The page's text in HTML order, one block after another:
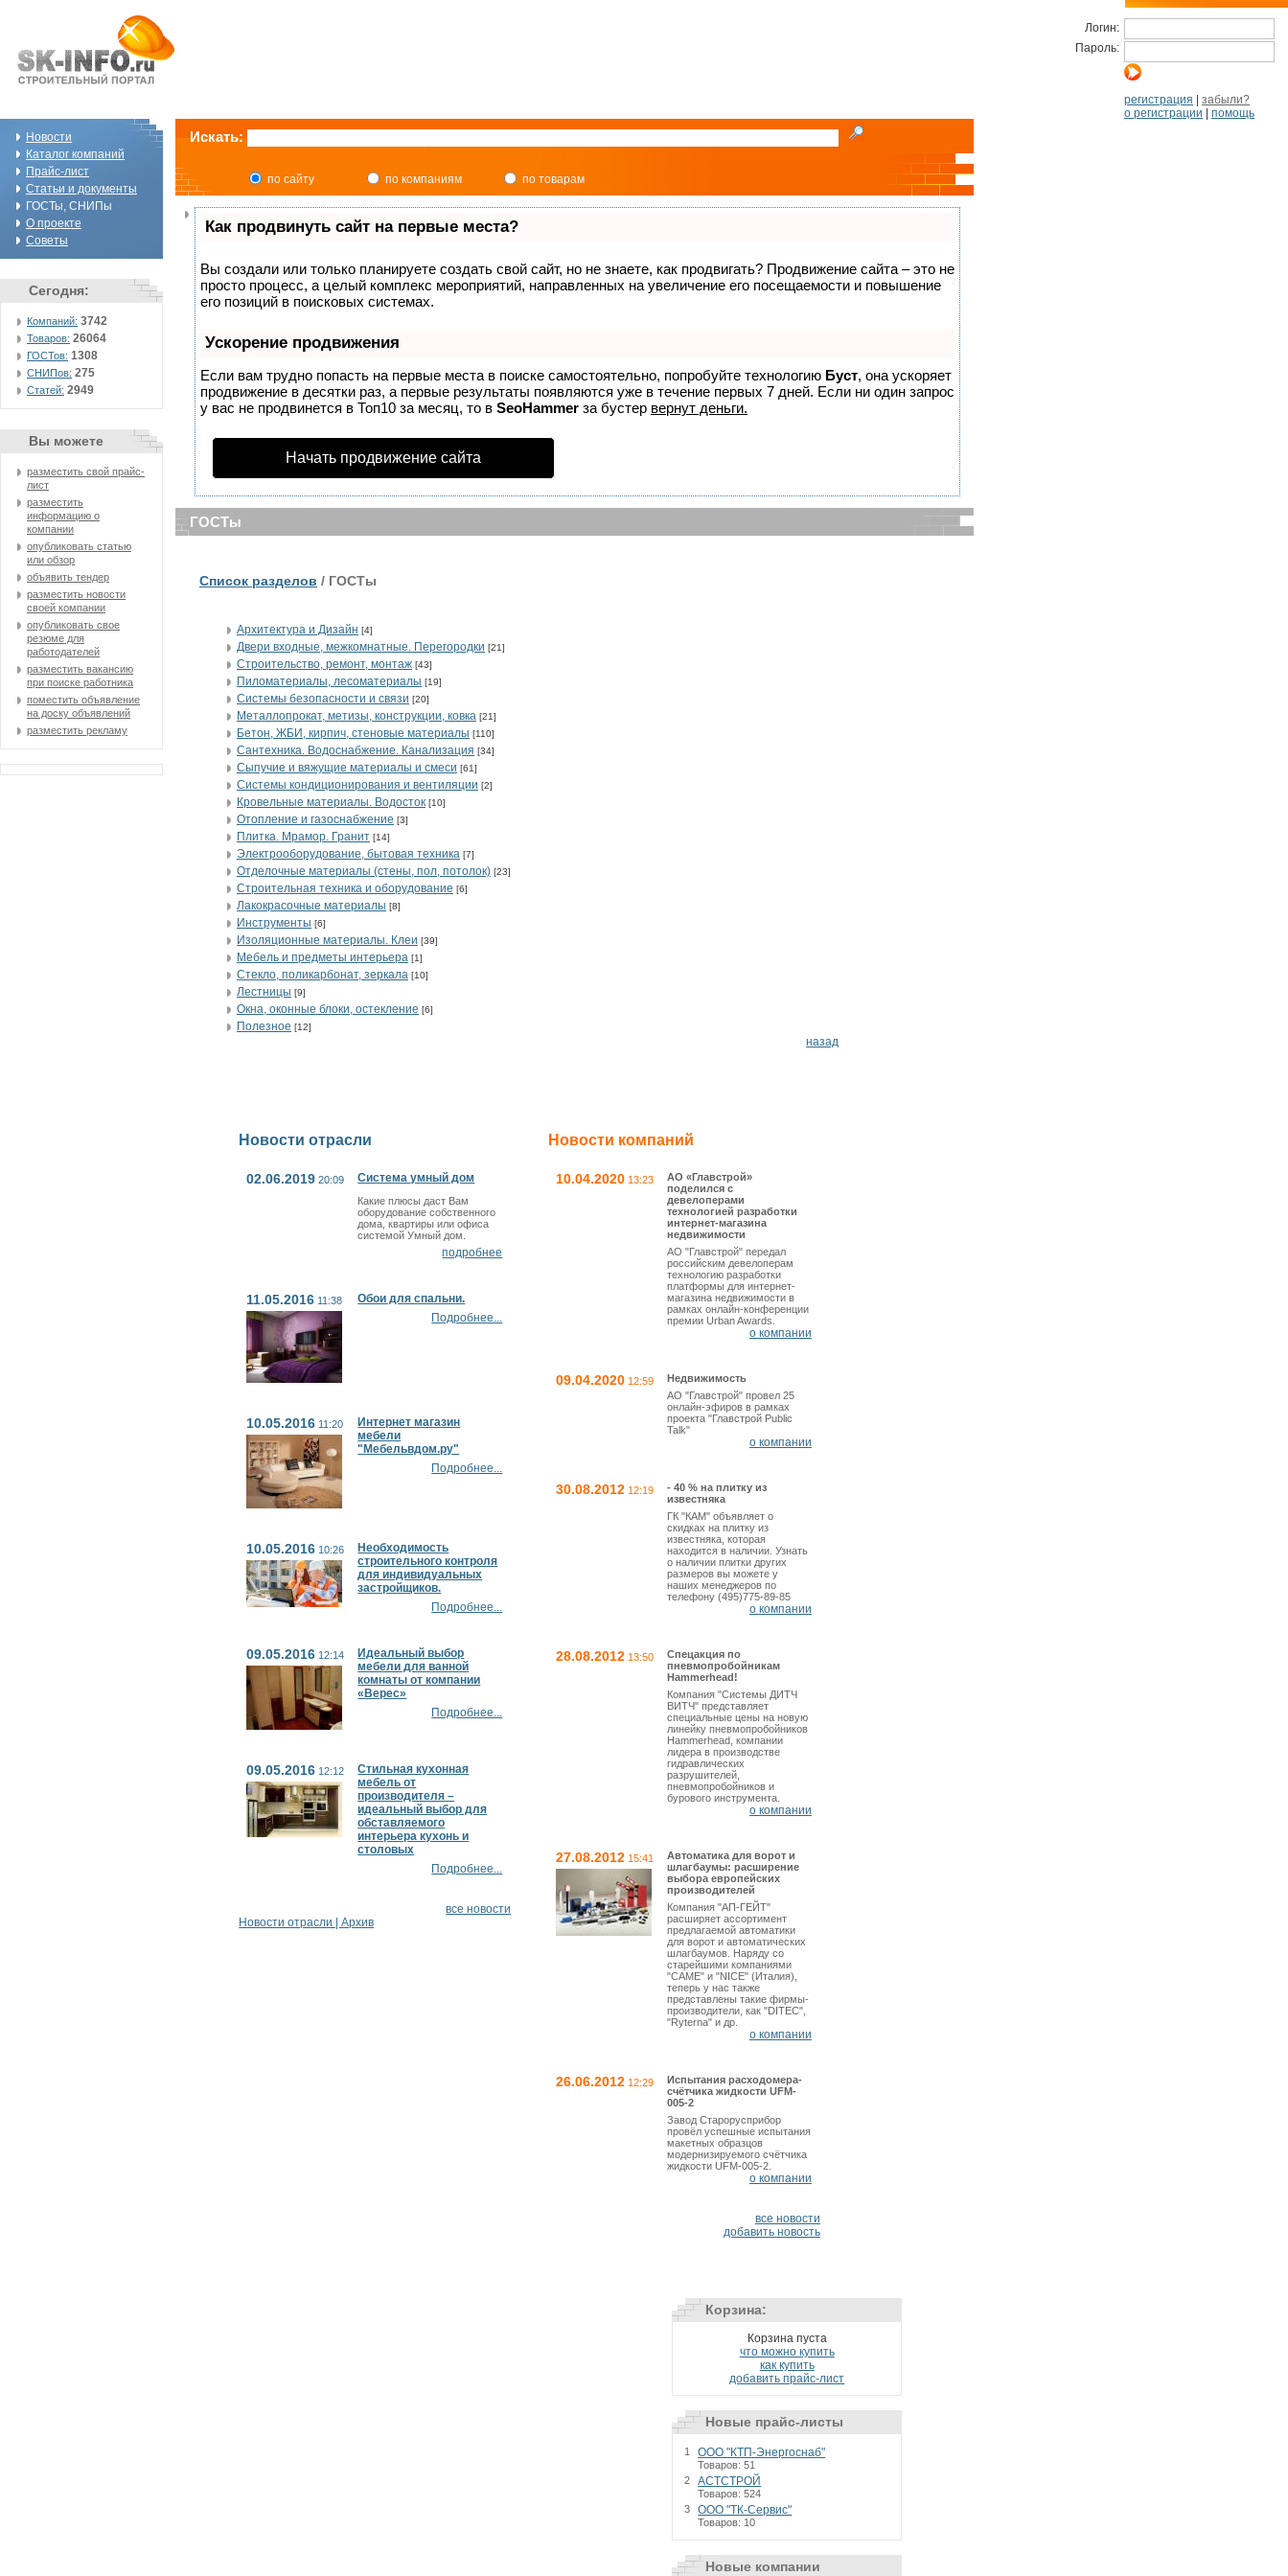
Логин:
Пароль:
регистрация
забыли?
о регистрации
помощь
Новости
Каталог компаний
Прайс-лист
Статьи и документы
ГОСТы, СНИПы
О проекте
Советы
Сегодня:
Компаний: 3742
Товаров: 26064
ГОСТов: 1308
СНИПов: 275
Статей: 2949
Вы можете
разместить свой прайс-
лист
разместить
информацию о
компании
опубликовать статью
или обзор
объявить тендер
разместить новости
своей компании
опубликовать свое
резюме для
работодателей
разместить вакансию
при поиске работника
поместить объявление
на доску объявлений
разместить рекламу
Искать:
по сайту по компаниям по товарам
Как продвинуть сайт на первые места?
Вы создали или только планируете создать свой сайт, но не знаете, как продвигать? Продвижение сайта – это не
просто процесс, а целый комплекс мероприятий, направленных на увеличение его посещаемости и повышение
его позиций в поисковых системах.
Ускорение продвижения
Если вам трудно попасть на первые места в поиске самостоятельно, попробуйте технологию Буст, она ускоряет
продвижение в десятки раз, а первые результаты появляются уже в течение первых 7 дней. Если ни один запрос
у вас не продвинется в Топ10 за месяц, то в SeoHammer за бустер вернут деньги.
Начать продвижение сайта
ГОСТы
Список разделов / ГОСТы
Архитектура и Дизайн [4]
Двери входные, межкомнатные. Перегородки [21]
Строительство, ремонт, монтаж [43]
Пиломатериалы, лесоматериалы [19]
Системы безопасности и связи [20]
Металлопрокат, метизы, конструкции, ковка [21]
Бетон, ЖБИ, кирпич, стеновые материалы [110]
Сантехника. Водоснабжение. Канализация [34]
Сыпучие и вяжущие материалы и смеси [61]
Cистемы кондиционирования и вентиляции [2]
Кровельные материалы. Водосток [10]
Отопление и газоснабжение [3]
Плитка. Мрамор. Гранит [14]
Электрооборудование, бытовая техника [7]
Отделочные материалы (стены, пол, потолок) [23]
Строительная техника и оборудование [6]
Лакокрасочные материалы [8]
Инструменты [6]
Изоляционные материалы. Клеи [39]
Мебель и предметы интерьера [1]
Стекло, поликарбонат, зеркала [10]
Лестницы [9]
Окна, оконные блоки, остекление [6]
Полезное [12]
назад
Новости отрасли
02.06.2019 20:09 Система умный дом
Какие плюсы даст Вам
оборудование собственного
дома, квартиры или офиса
системой Умный дом.
подробнее
11.05.2016 11:38
Обои для спальни.
Подробнее...
10.05.2016 11:20
Интернет магазин
мебели
"Мебельвдом.ру"
Подробнее...
10.05.2016 10:26
Необходимость
строительного контроля
для индивидуальных
застройщиков.
Подробнее...
09.05.2016 12:14
Идеальный выбор
мебели для ванной
комнаты от компании
«Верес»
Подробнее...
09.05.2016 12:12
Стильная кухонная
мебель от
производителя –
идеальный выбор для
обставляемого
интерьера кухонь и
столовых
Подробнее...
все новости
Новости отрасли | Архив
Новости компаний
10.04.202013:23
АО «Главстрой»
поделился с
девелоперами
технологией разработки
интернет-магазина
недвижимости
АО "Главстрой" передал
российским девелоперам
технологию разработки
платформы для интернет-
магазина недвижимости в
рамках онлайн-конференции
премии Urban Awards.
о компании
09.04.202012:59
Недвижимость
АО "Главстрой" провел 25
онлайн-эфиров в рамках
проекта "Главстрой Public
Talk"
о компании
30.08.201212:19
- 40 % на плитку из
известняка
ГК "КАМ" объявляет о
скидках на плитку из
известняка, которая
находится в наличии. Узнать
о наличии плитки других
размеров вы можете у
наших менеджеров по
телефону (495)775-89-85
о компании
28.08.201213:50
Спецакция по
пневмопробойникам
Hammerhead!
Компания "Системы ДИТЧ
ВИТЧ" представляет
специальные цены на новую
линейку пневмопробойников
Hammerhead, компании
лидера в производстве
гидравлических
разрушителей,
пневмопробойников и
бурового инструмента.
о компании
27.08.201215:41
Автоматика для ворот и
шлагбаумы: расширение
выбора европейских
производителей
Компания "АП-ГЕЙТ"
расширяет ассортимент
предлагаемой автоматики
для ворот и автоматических
шлагбаумов. Наряду со
старейшими компаниями
"CAME" и "NICE" (Италия),
теперь у нас также
представлены такие фирмы-
производители, как "DITEC",
"Ryterna" и др.
о компании
26.06.201212:29
Испытания расходомера-
счётчика жидкости UFM-
005-2
Завод Старорусприбор
провёл успешные испытания
макетных образцов
модернизируемого счётчика
жидкости UFM-005-2.
о компании
все новости
добавить новость
Корзина:
Корзина пуста
что можно купить
как купить
добавить прайс-лист
Новые прайс-листы
1 ООО "КТП-Энергоснаб"
Товаров: 51
2
АСТСТРОЙ
Товаров: 524
3
ООО "ТК-Сервис"
Товаров: 10
Новые компании